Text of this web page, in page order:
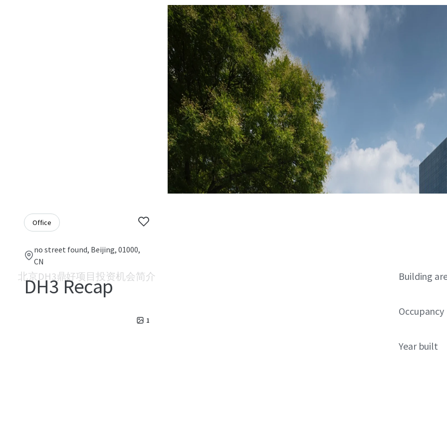
Office
no street found, Beijing, 01000,
CN
DH3 Recap
1
北京DH3鼎好项目投资机会简介 Building
Occupancy
Year built